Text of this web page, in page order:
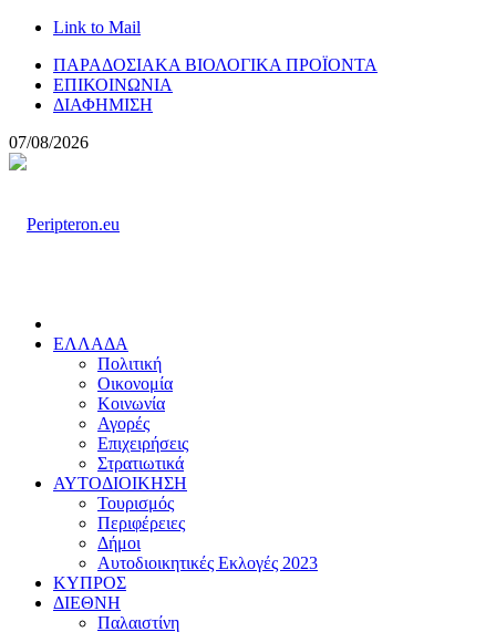
Link to Mail
ΠΑΡΑΔΟΣΙΑΚΑ ΒΙΟΛΟΓΙΚΑ ΠΡΟΪΟΝΤΑ
ΕΠΙΚΟΙΝΩΝΙΑ
ΔΙΑΦΗΜΙΣΗ
07/08/2026
ΕΛΛΑΔΑ
Πολιτική
Οικονομία
Κοινωνία
Αγορές
Επιχειρήσεις
Στρατιωτικά
ΑΥΤΟΔΙΟΙΚΗΣΗ
Τουρισμός
Περιφέρειες
Δήμοι
Αυτοδιοικητικές Εκλογές 2023
ΚΥΠΡΟΣ
ΔΙΕΘΝΗ
Παλαιστίνη